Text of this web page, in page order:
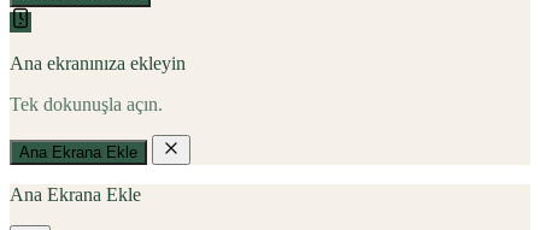
Ana ekranınıza ekleyin
Tek dokunuşla açın.
Ana Ekrana Ekle
Ana Ekrana Ekle